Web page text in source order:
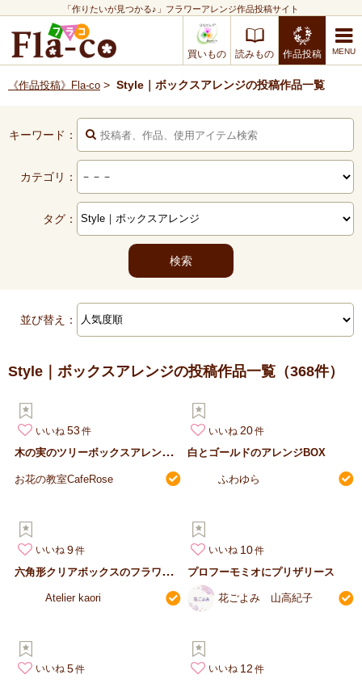
「作りたいが見つかる♪」フラワーアレンジ作品投稿サイト
買いもの 読みもの 作品投稿
《作品投稿》Fla-co > Style｜ボックスアレンジの投稿作品一覧
キーワード：
カテゴリ：
タグ：
並び替え：
Style｜ボックスアレンジの投稿作品一覧 （368件）
いいね 53
木
の実のツリーボックスアレンジメント
お花の教室CafeRose
いいね 20
白とゴールドのアレンジBOX
ふわゆら
いいね 9
Atelier kaori
いいね 10
プロフーモミオにプリザリース
花ごよみ 山高紀子
いいね 5 いいね 12